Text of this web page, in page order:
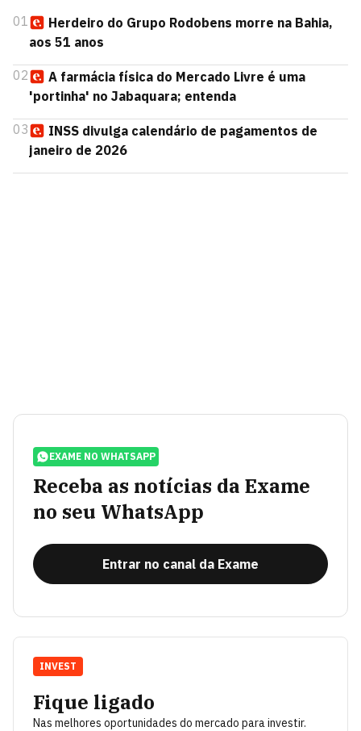
01
Herdeiro do Grupo Rodobens morre na Bahia,
aos 51 anos
02
A farmácia física do Mercado Livre é uma
'portinha' no Jabaquara; entenda
03
INSS divulga calendário de pagamentos de
janeiro de 2026
EXAME NO WHATSAPP
Receba as notícias da Exame
no seu WhatsApp
Entrar no canal da Exame
Fique ligado
Nas melhores oportunidades do mercado para investir.
INVEST